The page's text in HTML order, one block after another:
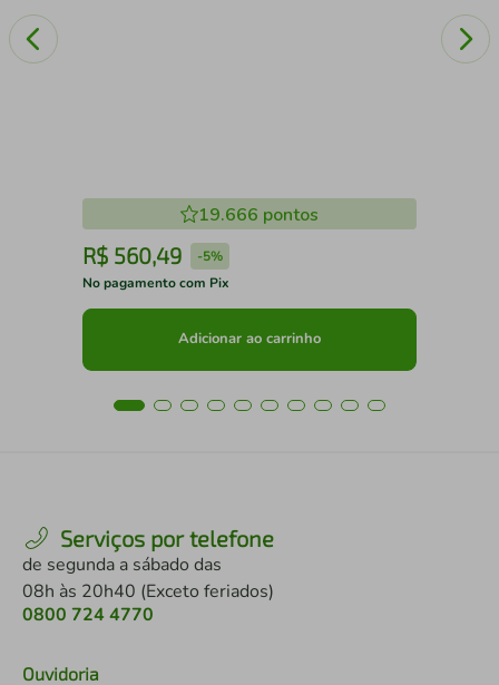
19.666 pontos
R$ 560,49 -5%
No pagamento com Pix
Adicionar ao carrinho
Serviços por telefone
de segunda a sábado das
08h às 20h40 (Exceto feriados)
0800 724 4770
Ouvidoria